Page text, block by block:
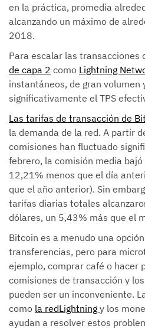
en la práctica, promedia
alcanzando un máximo de
2018.
Para escalar las transacciones
de capa 2 como Lightning
instantáneos, de gran
significativamente el TPS
Las tarifas de transacción de
la demanda de la red. A partir
comisiones han fluctuado
febrero, la comisión media
12,21% menos que el día
que el año anterior). Sin
tarifas diarias totales
dólares, un 5,43% más que el
Bitcoin es a menudo una
transferencias, pero para
ejemplo, comprar café o hacer
comisiones de transacción y
pueden ser un inconveniente.
como la redLightning y los
ayudan a resolver estos